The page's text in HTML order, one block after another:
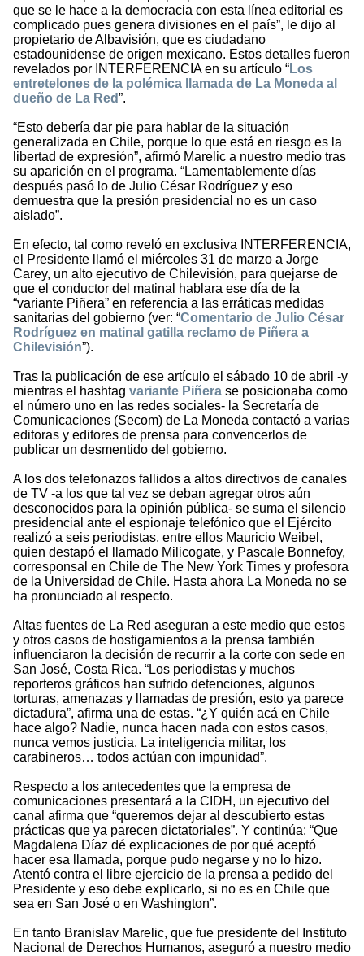
que se le hace a la democracia con esta línea editorial es
complicado pues genera divisiones en el país”, le dijo al
propietario de Albavisión, que es ciudadano
estadounidense de origen mexicano. Estos detalles fueron
revelados por INTERFERENCIA en su artículo “Los
entretelones de la polémica llamada de La Moneda al
dueño de La Red”.
“Esto debería dar pie para hablar de la situación
generalizada en Chile, porque lo que está en riesgo es la
libertad de expresión”, afirmó Marelic a nuestro medio tras
su aparición en el programa. “Lamentablemente días
después pasó lo de Julio César Rodríguez y eso
demuestra que la presión presidencial no es un caso
aislado”.
En efecto, tal como reveló en exclusiva INTERFERENCIA,
el Presidente llamó el miércoles 31 de marzo a Jorge
Carey, un alto ejecutivo de Chilevisión, para quejarse de
que el conductor del matinal hablara ese día de la
“variante Piñera” en referencia a las erráticas medidas
sanitarias del gobierno (ver: “Comentario de Julio César
Rodríguez en matinal gatilla reclamo de Piñera a
Chilevisión”).
Tras la publicación de ese artículo el sábado 10 de abril -y
mientras el hashtag variante Piñera se posicionaba como
el número uno en las redes sociales- la Secretaría de
Comunicaciones (Secom) de La Moneda contactó a varias
editoras y editores de prensa para convencerlos de
publicar un desmentido del gobierno.
A los dos telefonazos fallidos a altos directivos de canales
de TV -a los que tal vez se deban agregar otros aún
desconocidos para la opinión pública- se suma el silencio
presidencial ante el espionaje telefónico que el Ejército
realizó a seis periodistas, entre ellos Mauricio Weibel,
quien destapó el llamado Milicogate, y Pascale Bonnefoy,
corresponsal en Chile de The New York Times y profesora
de la Universidad de Chile. Hasta ahora La Moneda no se
ha pronunciado al respecto.
Altas fuentes de La Red aseguran a este medio que estos
y otros casos de hostigamientos a la prensa también
influenciaron la decisión de recurrir a la corte con sede en
San José, Costa Rica. “Los periodistas y muchos
reporteros gráficos han sufrido detenciones, algunos
torturas, amenazas y llamadas de presión, esto ya parece
dictadura”, afirma una de estas. “¿Y quién acá en Chile
hace algo? Nadie, nunca hacen nada con estos casos,
nunca vemos justicia. La inteligencia militar, los
carabineros… todos actúan con impunidad”.
Respecto a los antecedentes que la empresa de
comunicaciones presentará a la CIDH, un ejecutivo del
canal afirma que “queremos dejar al descubierto estas
prácticas que ya parecen dictatoriales”. Y continúa: “Que
Magdalena Díaz dé explicaciones de por qué aceptó
hacer esa llamada, porque pudo negarse y no lo hizo.
Atentó contra el libre ejercicio de la prensa a pedido del
Presidente y eso debe explicarlo, si no es en Chile que
sea en San José o en Washington”.
En tanto Branislav Marelic, que fue presidente del Instituto
Nacional de Derechos Humanos, aseguró a nuestro medio